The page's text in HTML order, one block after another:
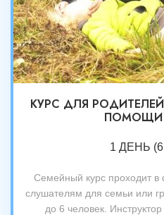
КУРС ДЛЯ
ПОМОЩИ
1 ДЕНЬ
Семейный курс проходит
слушателям для семьи или
до 6 человек.